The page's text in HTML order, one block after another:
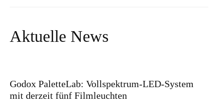
Aktuelle News
Godox PaletteLab: Vollspektrum-LED-System
mit derzeit fünf Filmleuchten